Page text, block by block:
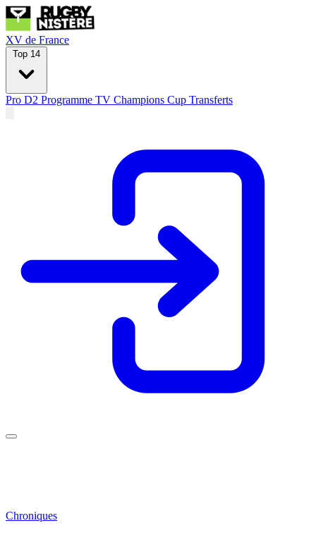
XV de France
Top 14
Pro D2 Programme TV Champions Cup Transferts
Chroniques